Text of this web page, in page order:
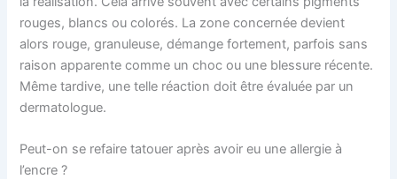
rouges, blancs ou colorés. La zone concernée devient
alors rouge, granuleuse, démange fortement, parfois sans
raison apparente comme un choc ou une blessure récente.
Même tardive, une telle réaction doit être évaluée par un
dermatologue.
Peut-on se refaire tatouer après avoir eu une allergie à
l’encre ?